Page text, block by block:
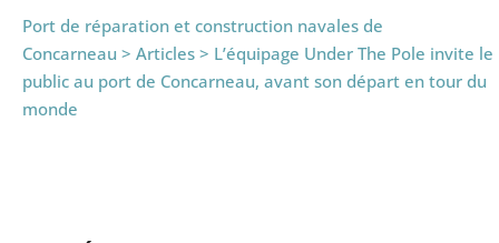
Port de réparation et construction navales de
Concarneau > Articles > L’équipage Under The Pole invite le
public au port de Concarneau, avant son départ en tour du
monde